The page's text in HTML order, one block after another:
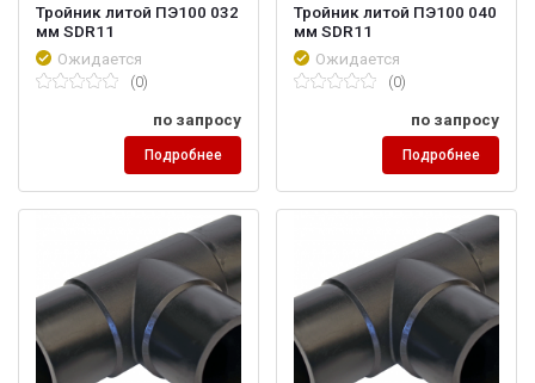
Тройник литой ПЭ100 032
мм SDR11
Ожидается
(0)
по запросу
Подробнее
Тройник литой ПЭ100 040
мм SDR11
Ожидается
(0)
по запросу
Подробнее